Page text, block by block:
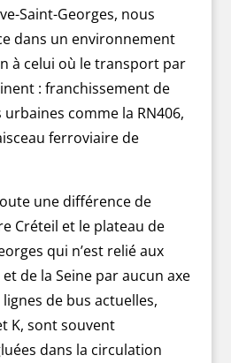
Saint-Georges, nous
dans un environnement
à celui où le transport par
: franchissement de
comme la RN406,
ferroviaire de
une différence de
Créteil et le plateau de
qui n’est relié aux
de la Seine par aucun axe
de bus actuelles,
K, sont souvent
dans la circulation